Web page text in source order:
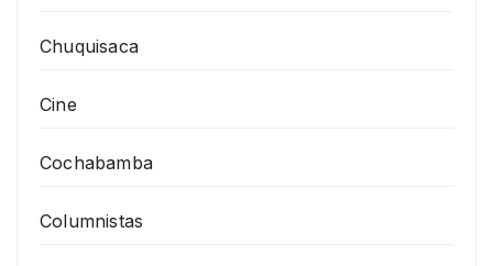
Chuquisaca
Cine
Cochabamba
Columnistas